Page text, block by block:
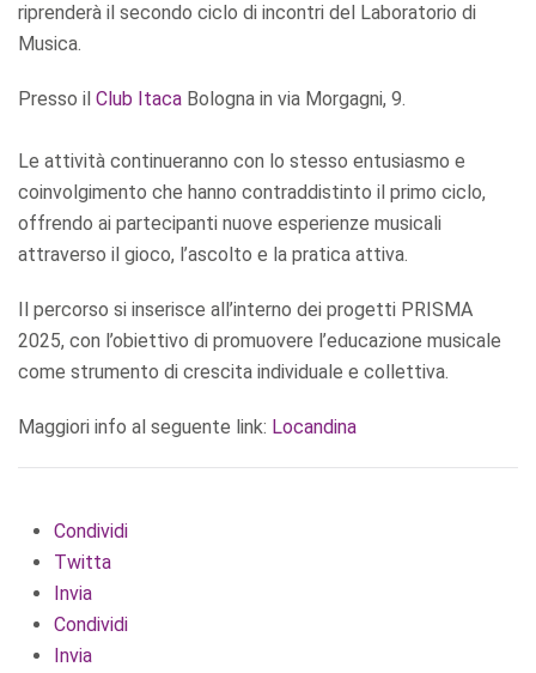
riprenderà il secondo ciclo di incontri del Laboratorio di
Musica.
Presso il Club Itaca Bologna in via Morgagni, 9.
Le attività continueranno con lo stesso entusiasmo e
coinvolgimento che hanno contraddistinto il primo ciclo,
offrendo ai partecipanti nuove esperienze musicali
attraverso il gioco, l’ascolto e la pratica attiva.
Il percorso si inserisce all’interno dei progetti PRISMA
2025, con l’obiettivo di promuovere l’educazione musicale
come strumento di crescita individuale e collettiva.
Maggiori info al seguente link: Locandina
Condividi
Twitta
Invia
Condividi
Invia